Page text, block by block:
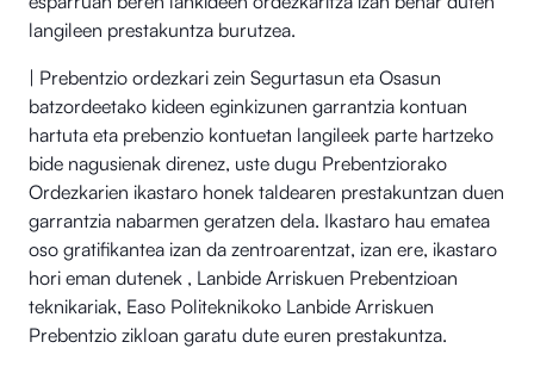
langileen prestakuntza burutzea.
| Prebentzio ordezkari zein Segurtasun eta Osasun
batzordeetako kideen eginkizunen garrantzia kontuan
hartuta eta prebenzio kontuetan langileek parte hartzeko
bide nagusienak direnez, uste dugu Prebentziorako
Ordezkarien ikastaro honek taldearen prestakuntzan duen
garrantzia nabarmen geratzen dela. Ikastaro hau ematea
oso gratifikantea izan da zentroarentzat, izan ere, ikastaro
hori eman dutenek , Lanbide Arriskuen Prebentzioan
teknikariak, Easo Politeknikoko Lanbide Arriskuen
Prebentzio zikloan garatu dute euren prestakuntza.